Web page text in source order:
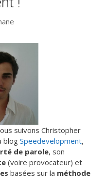
suivons Christopher
blog Speedevelopment,
de parole, son
(voire provocateur) et
basées sur la méthode